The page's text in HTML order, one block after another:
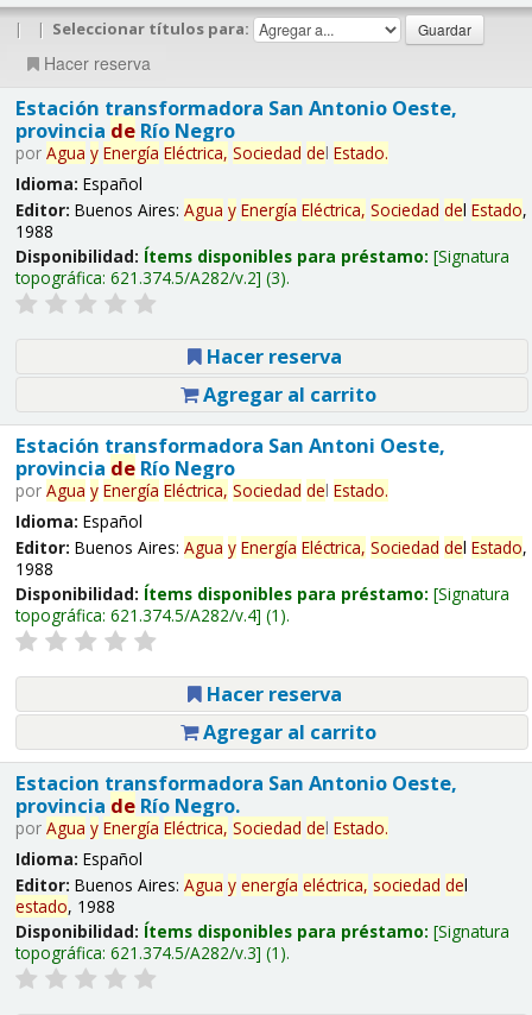
| | Seleccionar títulos para:
Hacer reserva
Estación transformadora San Antonio Oeste,
provincia deRío Negro
por Agua y Energía Eléctrica, Sociedad del Estado.
Idioma: Español
Editor: Buenos Aires: Agua y Energía Eléctrica, Sociedad del Estado,
1988
Disponibilidad: Ítems disponibles para préstamo: Signatura
topográfica: 621.374.5/A282/v.2 (3).
Hacer reserva
Agregar al carrito
Estación transformadora San Antoni Oeste,
provincia deRío Negro
por Agua y Energía Eléctrica, Sociedad del Estado.
Idioma: Español
Editor: Buenos Aires: Agua y Energía Eléctrica, Sociedad del Estado,
1988
Disponibilidad: Ítems disponibles para préstamo: Signatura
topográfica: 621.374.5/A282/v.4 (1).
Hacer reserva
Agregar al carrito
Estacion transformadora San Antonio Oeste,
provincia deRío Negro.
por Agua y Energía Eléctrica, Sociedad del Estado.
Idioma: Español
Editor: Buenos Aires: Agua y energía eléctrica, sociedad del
estado, 1988
Disponibilidad: Ítems disponibles para préstamo: Signatura
topográfica: 621.374.5/A282/v.3 (1).